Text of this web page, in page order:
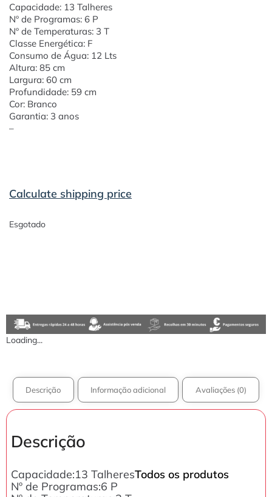
Capacidade: 13 Talheres
Nº de Programas: 6 P
Nº de Temperaturas: 3 T
Classe Energética: F
Consumo de Água: 12 Lts
Altura: 85 cm
Largura: 60 cm
Profundidade: 59 cm
Cor: Branco
Garantia: 3 anos
–
Calculate shipping price
Esgotado
Loading...
Descrição Informação adicional Avaliações (0)
Descrição
Capacidade:13 TalheresTodos os produtos
Nº de Programas:6 P